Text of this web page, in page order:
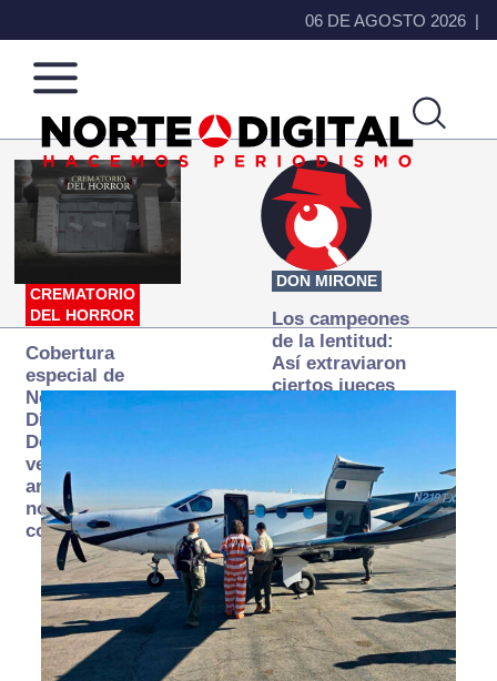
06 DE AGOSTO 2026
Norte
de
Ciudad
Más
que
noticias,
hacemos periodismo
CREMATORIO
DEL HORROR
Cobertura
especial de
Norte
Digital:
Donde la
verdad
arde… pero
no se
consume
DON MIRONE
Los campeones
de la lentitud:
Así extraviaron
ciertos jueces
la justicia